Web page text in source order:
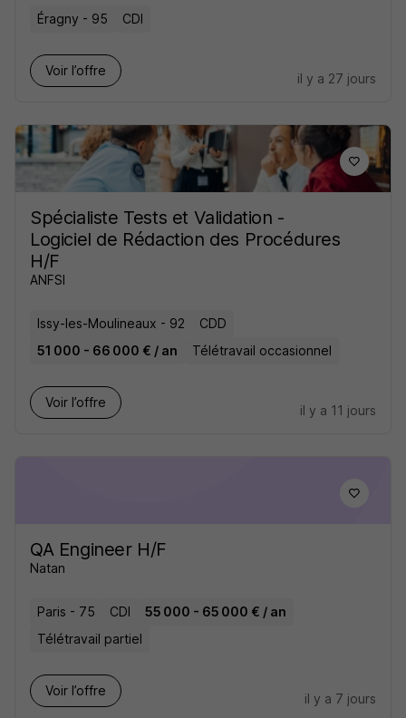
Éragny - 95 CDI
Voir l’offre
il y a 27 jours
Spécialiste Tests et Validation -
Logiciel de Rédaction des Procédures
H/F
ANFSI
Issy-les-Moulineaux - 92
CDD
51 000 - 66 000 € / an
Télétravail occasionnel
Voir l’offre
il y a 11 jours
QA Engineer H/F
Natan
Paris - 75 CDI
55 000 - 65 000 € / an
Télétravail partiel
Voir l’offre
il y a 7 jours